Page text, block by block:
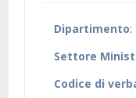
Dipartimento:
Settore
Codice di